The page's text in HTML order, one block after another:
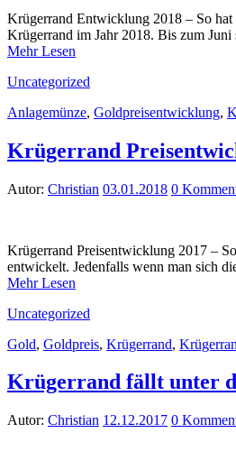
Krügerrand Entwicklung 2018 – So hat
Krügerrand im Jahr 2018. Bis zum
Mehr Lesen
Uncategorized
Anlagemünze, Goldpreisentwicklung,
Krügerrand
Autor: Christian 03.01.2018 0
Krügerrand Preisentwicklung 2017 –
entwickelt. Jedenfalls wenn man sich
Mehr Lesen
Uncategorized
Gold, Goldpreis, Krügerrand,
Krügerrand fällt unter
Autor: Christian 12.12.2017 0